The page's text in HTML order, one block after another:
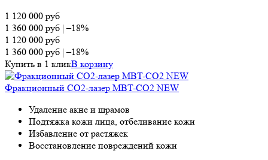
1 120 000 руб
1 360 000 руб |–18%
1 120 000 руб
1 360 000 руб |–18%
Купить в 1 кликВ корзину
Фракционный СО2-лазер MBT-CO2 NEW
Удаление акне и шрамов
Подтяжка кожи лица, отбеливание кожи
Избавление от растяжек
Восстановление повреждений кожи